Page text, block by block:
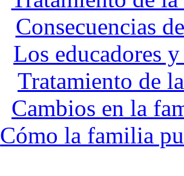
Consecuencias
Los educadores
Tratamiento de
Cambios en la
Cómo la familia